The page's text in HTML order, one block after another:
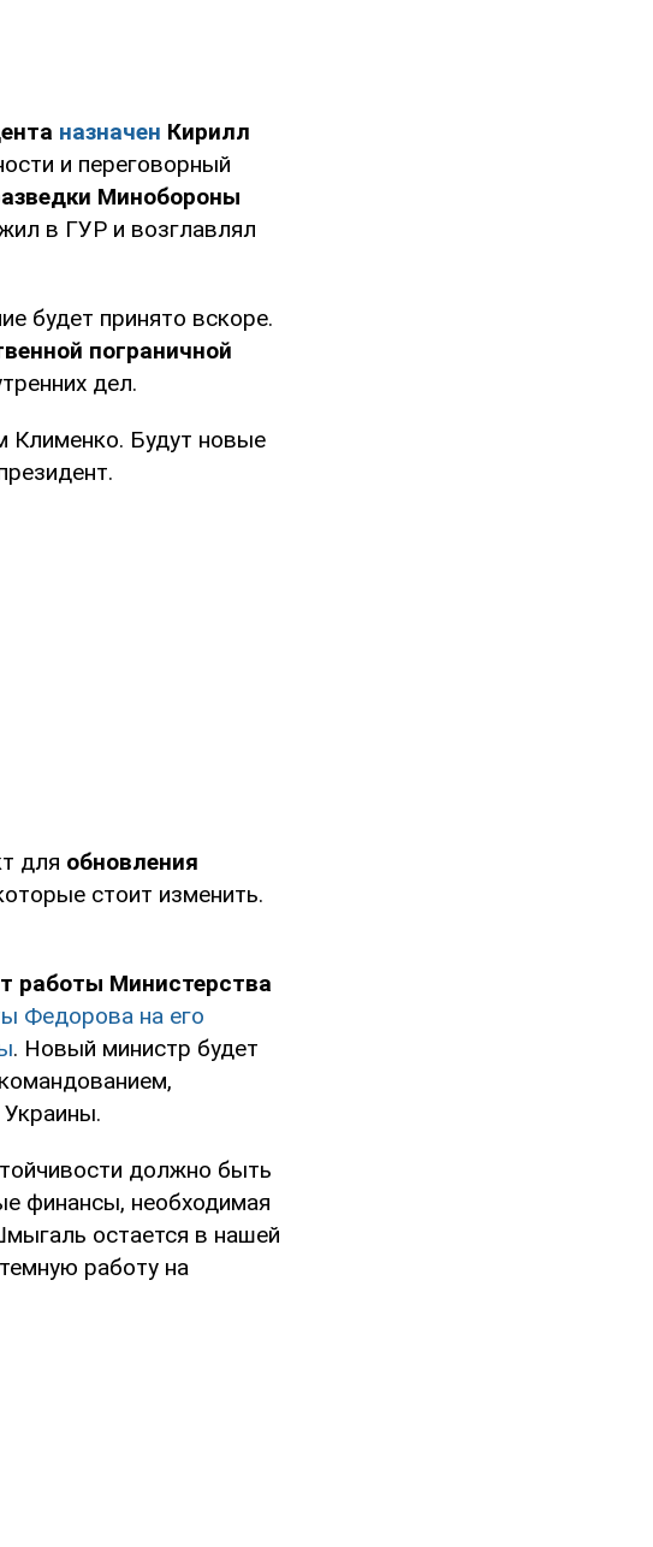
назначен Кирилл
и переговорный
Минобороны
в ГУР и возглавлял
будет принято вскоре.
пограничной
дел.
Клименко. Будут новые
для обновления
стоит изменить.
работы Министерства
Федорова на его
. Новый министр будет
должно быть
финансы, необходимая
остается в нашей
работу на